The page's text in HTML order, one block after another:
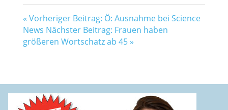
« Vorheriger Beitrag: Ö: Ausnahme bei Science
News Nächster Beitrag: Frauen haben
größeren Wortschatz ab 45 »